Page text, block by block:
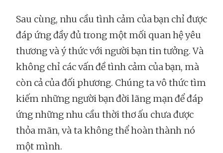
Sau cùng, nhu cầu tình cảm của bạn chỉ được
đáp ứng đầy đủ trong một mối quan hệ yêu
thương và ý thức với người bạn tin tưởng. Và
không chỉ các vấn đề tình cảm của bạn, mà
còn cả của đối phương. Chúng ta vô thức tìm
kiếm những người bạn đời lãng mạn để đáp
ứng những nhu cầu thời thơ ấu chưa được
thỏa mãn, và ta không thể hoàn thành nó
một mình.